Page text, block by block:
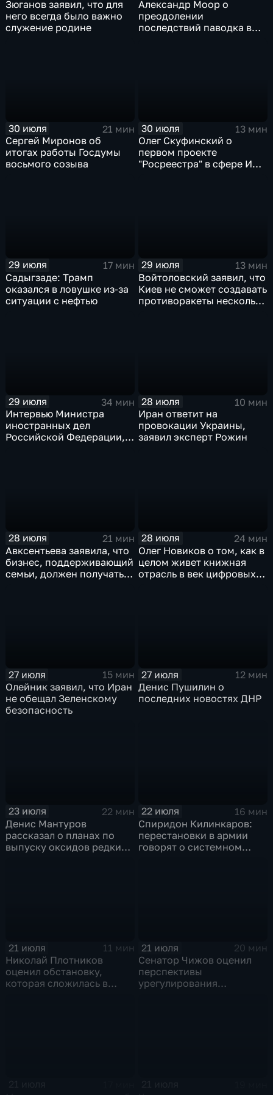
Зюганов заявил, что для
него всегда было важно
служение родине
Александр Моор о
преодолении
последствий паводка в
30 июля
21 мин
Сергей Миронов об
итогах работы Госдумы
восьмого созыва
30 июля
13 мин
Олег Скуфинский о
первом проекте
"Росреестра" в сфере ИИ
29 июля
17 мин
Садыгзаде: Трамп
оказался в ловушке из-за
ситуации с нефтью
29 июля
13 мин
Войтоловский заявил, что
Киев не сможет создавать
противоракеты несколько
29 июля
34 мин
Интервью Министра
иностранных дел
Российской Федерации,
28 июля
10 мин
Иран ответит на
провокации Украины,
заявил эксперт Рожин
28 июля
21 мин
Авксентьева заявила, что
бизнес, поддерживающий
семьи, должен получать
28 июля
24 мин
Олег Новиков о том, как в
целом живет книжная
отрасль в век цифровых
27 июля
15 мин
Олейник заявил, что Иран
не обещал Зеленскому
безопасность
27 июля
12 мин
Денис Пушилин о
последних новостях ДНР
23 июля
22 мин
Денис Мантуров
рассказал о планах по
выпуску оксидов редких
22 июля
16 мин
Спиридон Килинкаров:
перестановки в армии
говорят о системном
21 июля
11 мин
Николай Плотников
оценил обстановку,
которая сложилась в
21 июля
20 мин
Сенатор Чижов оценил
перспективы
урегулирования